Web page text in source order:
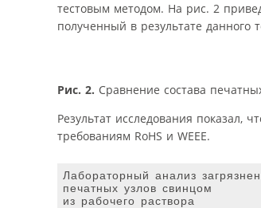
тестовым методом. На рис. 2
полученный в результате данного
Рис. 2. Сравнение состава
Результат исследования показал,
требованиям RoHS и WEEE.
Лабораторный анализ
печатных узлов свинцом
из рабочего раствора